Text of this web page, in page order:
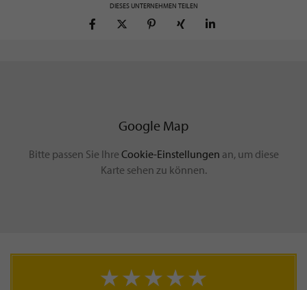
DIESES UNTERNEHMEN TEILEN
Google Map
Bitte passen Sie Ihre Cookie-Einstellungen an, um diese
Karte sehen zu können.